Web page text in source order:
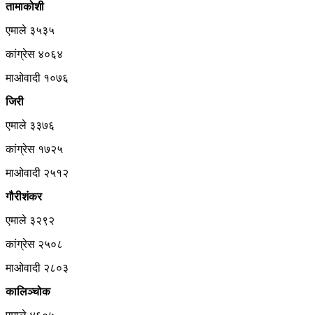
तामाकोशी
एमाले ३५३५
कांग्रेस ४०६४
माओवादी १०७६
जिरी
एमाले ३३७६
कांग्रेस १७२५
माओवादी २५१२
गौरीशंकर
एमाले ३२९२
कांग्रेस २५०८
माओवादी २८०३
कालिञ्चोक